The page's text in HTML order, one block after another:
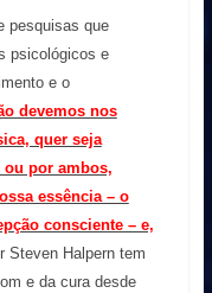
pesquisas que
psicológicos e
e o
devemos nos
quer seja
por ambos,
essência – o
consciente – e,
Steven Halpern tem
e da cura desde